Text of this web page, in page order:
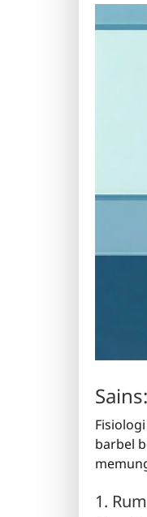
barbel
1.